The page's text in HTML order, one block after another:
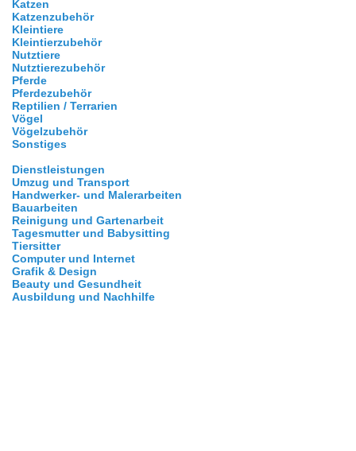
Katzen
Katzenzubehör
Kleintiere
Kleintierzubehör
Nutztiere
Nutztierezubehör
Pferde
Pferdezubehör
Reptilien / Terrarien
Vögel
Vögelzubehör
Sonstiges
Dienstleistungen
Umzug und Transport
Handwerker- und Malerarbeiten
Bauarbeiten
Reinigung und Gartenarbeit
Tagesmutter und Babysitting
Tiersitter
Computer und Internet
Grafik & Design
Beauty und Gesundheit
Ausbildung und Nachhilfe